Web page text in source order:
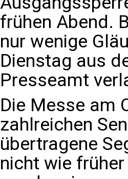
frühen Abend.
nur wenige
Dienstag aus
Presseamt
Die Messe am
zahlreichen
übertragene
nicht wie